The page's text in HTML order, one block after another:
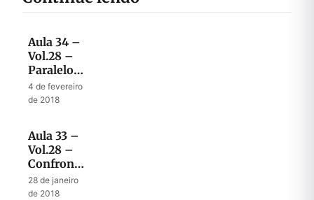
Aula 34 –
Vol.28 –
Paralelo
entre o
tempo de
do fim
4 de fevereiro
de 2018
Aula 33 –
Vol.28 –
Confronto
Final
entre
28 de janeiro
de 2018